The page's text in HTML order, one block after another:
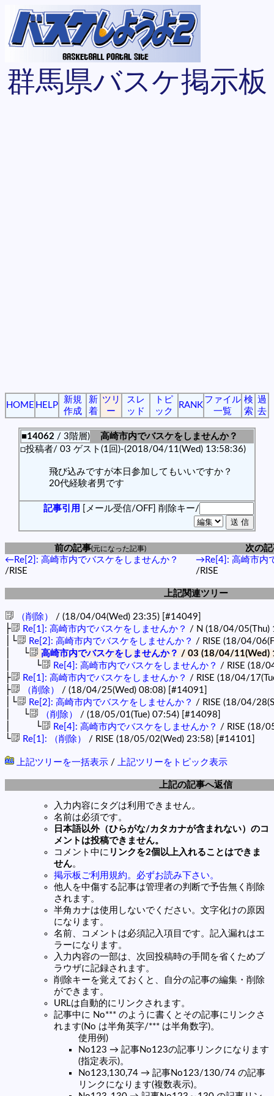
群馬県バスケ掲示板
HOME HELP
新規
作成
新
着
ツリ
ー
スレ
ッド
トピ
ック
RANK
ファイル
一覧
検
索
過
去
■14062 / 3階層)
高崎市内でバスケをしませんか？
□投稿者/ 03 ゲスト(1回)-(2018/04/11(Wed) 13:58:36)
飛び込みですが本日参加してもいいですか？
20代経験者男です
記事引用 [メール受信/OFF] 削除キー/
前の記事(元になった記事)
次の
←Re[2]: 高崎市内でバスケをしませんか？
/RISE
→Re[4]: 高崎市内
/RISE
上記関連ツリー
（削除） / (18/04/04(Wed) 23:35) [#14049]
├ Re[1]: 高崎市内でバスケをしませんか？ / N (18/04/05(Thu)
│└ Re[2]: 高崎市内でバスケをしませんか？ / RISE (18/04/
│ └ 高崎市内でバスケをしませんか？ / 03 (18/04/11(Wed)
│ └ Re[4]: 高崎市内でバスケをしませんか？ / RISE (18/
├ Re[1]: 高崎市内でバスケをしませんか？ / RISE (18/04/
├ （削除） / (18/04/25(Wed) 08:08) [#14091]
│└ Re[2]: 高崎市内でバスケをしませんか？ / RISE (18/04/
│ └ （削除） / (18/05/01(Tue) 07:54) [#14098]
│ └ Re[4]: 高崎市内でバスケをしませんか？ / RISE (18/
└ Re[1]: （削除） / RISE (18/05/02(Wed) 23:58) [#14101]
上記ツリーを一括表示 / 上記ツリーをトピック表示
上記の記事へ返信
入力内容にタグは利用できません。
名前は必須です。
日本語以外（ひらがな/カタカナが含まれない）のコ
メントは投稿できません。
コメント中に リンクを2個以上入れることはできま
せん。
掲示板ご利用規約。必ずお読み下さい。
他人を中傷する記事は管理者の判断で予告無く削除
されます。
半角カナは使用しないでください。文字化けの原因
になります。
名前、コメントは必須記入項目です。記入漏れはエ
ラーになります。
入力内容の一部は、次回投稿時の手間を省くためブ
ラウザに記録されます。
削除キーを覚えておくと、自分の記事の編集・削除
ができます。
URLは自動的にリンクされます。
記事中に No*** のように書くとその記事にリンクさ
れます(No は半角英字/*** は半角数字)。
使用例)
No123 → 記事No123の記事リンクになります
(指定表示)。
No123,130,74 → 記事No123/130/74 の記事
リンクになります(複数表示)。